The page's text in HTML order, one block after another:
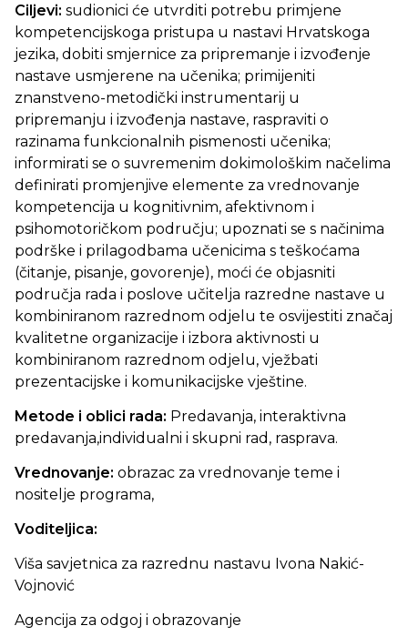
Ciljevi: sudionici će utvrditi potrebu primjene
kompetencijskoga pristupa u nastavi Hrvatskoga
jezika, dobiti smjernice za pripremanje i izvođenje
nastave usmjerene na učenika; primijeniti
znanstveno-metodički instrumentarij u
pripremanju i izvođenja nastave, raspraviti o
razinama funkcionalnih pismenosti učenika;
informirati se o suvremenim dokimološkim načelima
definirati promjenjive elemente za vrednovanje
kompetencija u kognitivnim, afektivnom i
psihomotoričkom području; upoznati se s načinima
podrške i prilagodbama učenicima s teškoćama
(čitanje, pisanje, govorenje), moći će objasniti
područja rada i poslove učitelja razredne nastave u
kombiniranom razrednom odjelu te osvijestiti značaj
kvalitetne organizacije i izbora aktivnosti u
kombiniranom razrednom odjelu, vježbati
prezentacijske i komunikacijske vještine.
Metode i oblici rada: Predavanja, interaktivna
predavanja,individualni i skupni rad, rasprava.
Vrednovanje: obrazac za vrednovanje teme i
nositelje programa,
Voditeljica:
Viša savjetnica za razrednu nastavu Ivona Nakić-
Vojnović
Agencija za odgoj i obrazovanje